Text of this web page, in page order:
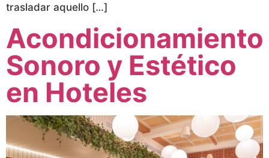
trasladar aquello […]
Acondicionamiento
Sonoro y Estético
en Hoteles